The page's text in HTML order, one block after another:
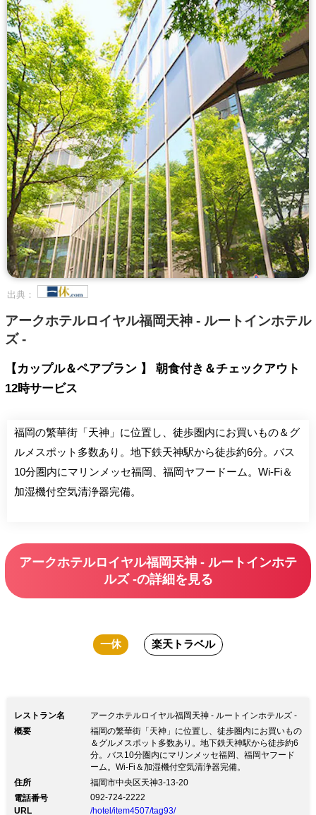
出典：
アークホテルロイヤル福岡天神 - ルートインホテル
ズ -
【カップル＆ペアプラン 】 朝食付き＆チェックアウト
12時サービス
福岡の繁華街「天神」に位置し、徒歩圏内にお買いもの＆グ
ルメスポット多数あり。地下鉄天神駅から徒歩約6分。バス
10分圏内にマリンメッセ福岡、福岡ヤフードーム。Wi-Fi＆
加湿機付空気清浄器完備。
アークホテルロイヤル福岡天神 - ルートインホテ
ルズ -の詳細を見る
一休 楽天トラベル
レストラン名
アークホテルロイヤル福岡天神 - ルートインホテルズ -
概要
福岡の繁華街「天神」に位置し、徒歩圏内にお買いもの
＆グルメスポット多数あり。地下鉄天神駅から徒歩約6
分。バス10分圏内にマリンメッセ福岡、福岡ヤフード
ーム。Wi-Fi＆加湿機付空気清浄器完備。
住所
福岡市中央区天神3-13-20
電話番号
092-724-2222
URL
/hotel/item4507/tag93/